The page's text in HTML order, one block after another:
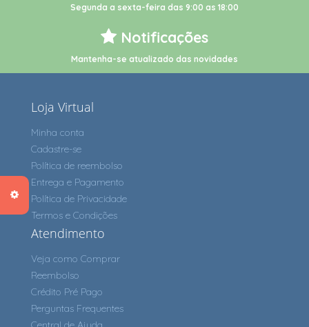
Segunda a sexta-feira das 9:00 as 18:00
Notificações
Mantenha-se atualizado das novidades
Loja Virtual
Minha conta
Cadastre-se
Política de reembolso
Entrega e Pagamento
Política de Privacidade
Termos e Condições
Atendimento
Veja como Comprar
Reembolso
Crédito Pré Pago
Perguntas Frequentes